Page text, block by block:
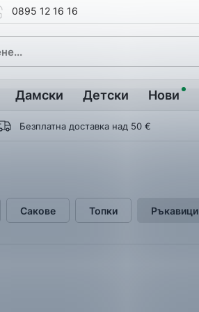
0895 12 16 16
Дамски Детски Нови
Безплатна доставка над 50 €
Сакове Топки Ръкавици